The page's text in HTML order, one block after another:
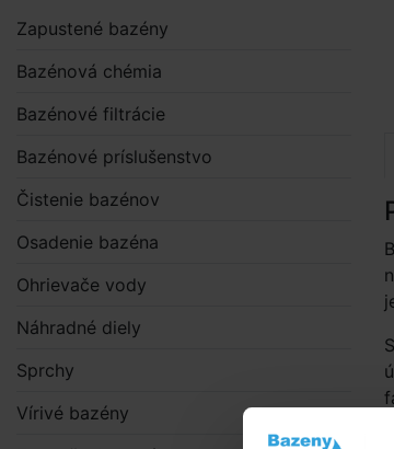
Zapustené bazény
Bazénová chémia
Bazénové filtrácie
Bazénové príslušenstvo
Čistenie bazénov
Osadenie bazéna
Ohrievače vody
Náhradné diely
Sprchy
Vírivé bazény